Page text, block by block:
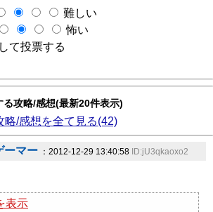
難しい
怖い
て投票する
攻略/感想(最新20件表示)
略/感想を全て見る(42)
ーマー ：2012-12-29 13:40:58 ID:jU3qkaoxo2
表示